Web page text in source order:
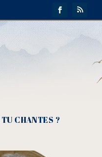
CHANTES ?